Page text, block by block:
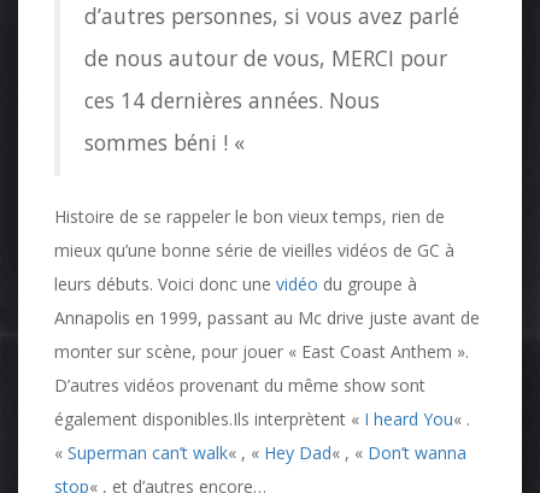
d’autres personnes, si vous avez parlé
de nous autour de vous, MERCI pour
ces 14 dernières années. Nous
sommes béni ! «
Histoire de se rappeler le bon vieux temps, rien de
mieux qu’une bonne série de vieilles vidéos de GC à
leurs débuts. Voici donc une vidéo du groupe à
Annapolis en 1999, passant au Mc drive juste avant de
monter sur scène, pour jouer « East Coast Anthem ».
D’autres vidéos provenant du même show sont
également disponibles.Ils interprètent « I heard You« .
« Superman can’t walk« , « Hey Dad« , « Don’t wanna
stop« , et d’autres encore…